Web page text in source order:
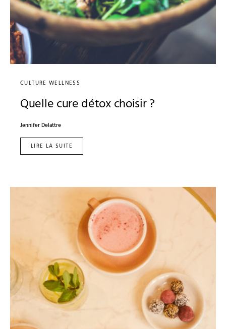
CULTURE WELLNESS
Quelle cure détox choisir ?
Jennifer Delattre
LIRE LA SUITE